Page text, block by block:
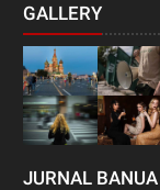
GALLERY
JURNAL BANUA